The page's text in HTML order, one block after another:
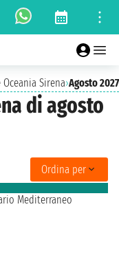
Oceania Sirena›Agosto 2027
di agosto
Ordina per